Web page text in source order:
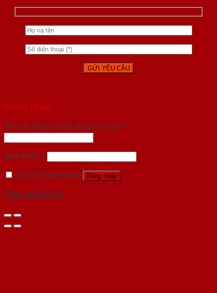
Đăng nhập
Tên tài khoản hoặc địa chỉ email *
Mật khẩu *
Ghi nhớ mật khẩu
Đăng nhập
Quên mật khẩu?